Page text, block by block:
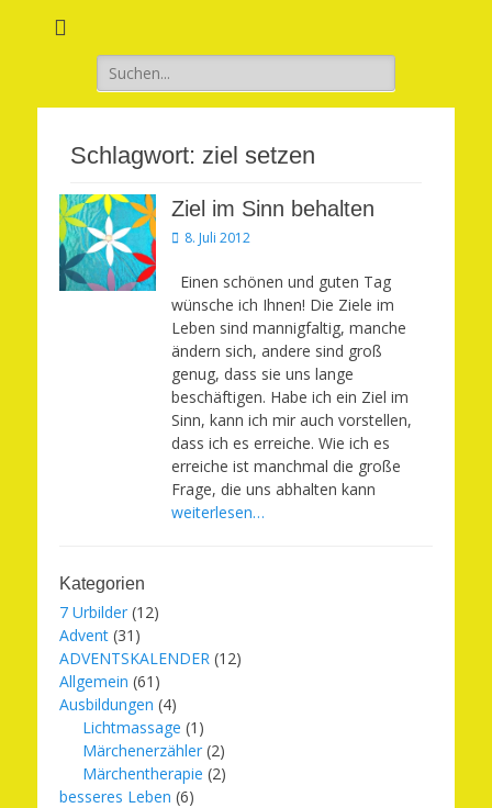
Suchen
nach:
Schlagwort: ziel setzen
Ziel im Sinn behalten
Veröffentlicht
8. Juli 2012
Einen schönen und guten Tag
wünsche ich Ihnen! Die Ziele im
Leben sind mannigfaltig, manche
ändern sich, andere sind groß
genug, dass sie uns lange
beschäftigen. Habe ich ein Ziel im
Sinn, kann ich mir auch vorstellen,
dass ich es erreiche. Wie ich es
erreiche ist manchmal die große
Frage, die uns abhalten kann
weiterlesen…
Kategorien
7 Urbilder (12)
Advent (31)
ADVENTSKALENDER (12)
Allgemein (61)
Ausbildungen (4)
Lichtmassage (1)
Märchenerzähler (2)
Märchentherapie (2)
besseres Leben (6)